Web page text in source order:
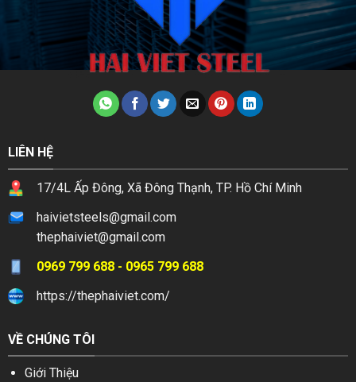
LIÊN HỆ
17/4L Ấp Đông, Xã Đông Thạnh, TP. Hồ Chí Minh
haivietsteels@gmail.com
thephaiviet@gmail.com
0969 799 688 - 0965 799 688
https://thephaiviet.com/
VỀ CHÚNG TÔI
Giới Thiệu